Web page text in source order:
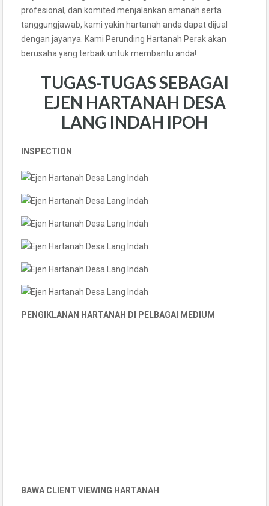
profesional, dan komited menjalankan amanah serta
tanggungjawab, kami yakin hartanah anda dapat dijual
dengan jayanya. Kami Perunding Hartanah Perak akan
berusaha yang terbaik untuk membantu anda!
TUGAS-TUGAS SEBAGAI
EJEN HARTANAH DESA
LANG INDAH IPOH
INSPECTION
PENGIKLANAN HARTANAH DI PELBAGAI MEDIUM
BAWA CLIENT VIEWING HARTANAH